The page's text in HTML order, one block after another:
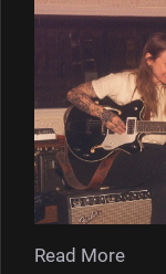
Read More